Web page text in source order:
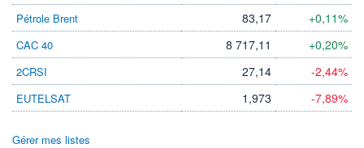
DERNIER
ÉCHANGE
-
Boursobank
Pétrole Brent 83,17 +0,11%
CAC 40 8 717,11 +0,20%
2CRSI 27,14 -2,44%
EUTELSAT 1,973 -7,89%
Gérer mes listes